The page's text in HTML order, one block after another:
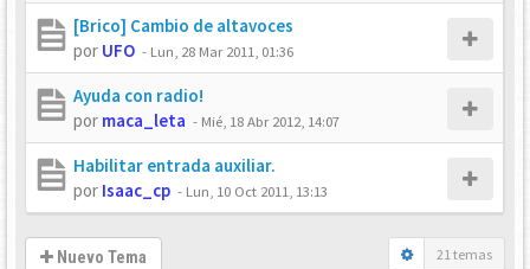
[Brico] Cambio de altavoces
por UFO - Lun, 28 Mar 2011, 01:36
Ayuda con radio!
por maca_leta - Mié, 18 Abr 2012, 14:07
Habilitar entrada auxiliar.
por Isaac_cp - Lun, 10 Oct 2011, 13:13
Nuevo Tema 21 temas